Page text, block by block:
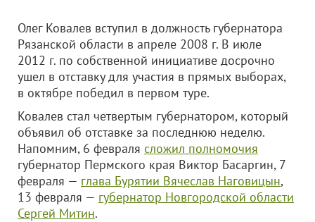
Олег Ковалев вступил в должность губернатора
Рязанской области в апреле 2008 г. В июле
2012 г. по собственной инициативе досрочно
ушел в отставку для участия в прямых выборах,
в октябре победил в первом туре.
Ковалев стал четвертым губернатором, который
объявил об отставке за последнюю неделю.
Напомним, 6 февраля сложил полномочия
губернатор Пермского края Виктор Басаргин, 7
февраля — глава Бурятии Вячеслав Наговицын,
13 февраля — губернатор Новгородской области
Сергей Митин.